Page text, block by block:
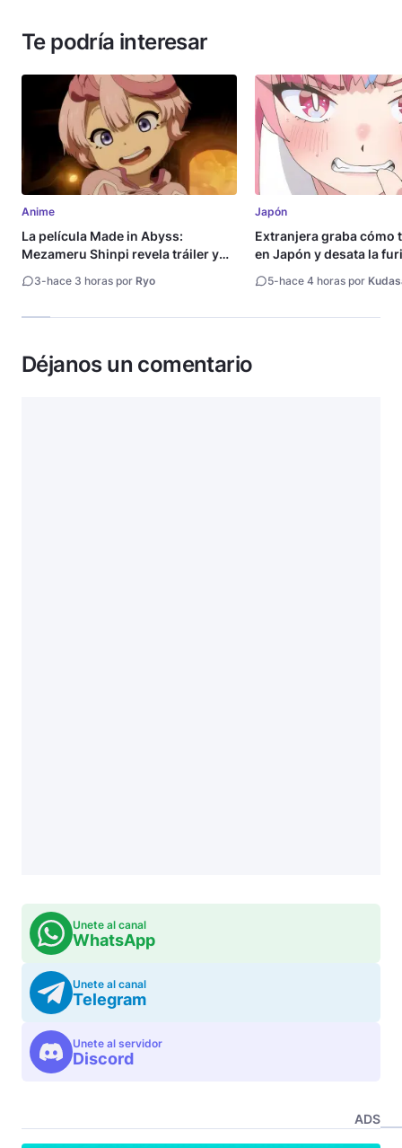
Te podría interesar
Anime
La película Made in Abyss:
Mezameru Shinpi revela tráiler y
3-hace 3 horas por Ryo
Japón
Extranjera graba cómo
en Japón y desata la
5-hace 4 horas por
Déjanos un comentario
Unete al canal
WhatsApp
Unete al canal
Telegram
Unete al servidor
Discord
ADS